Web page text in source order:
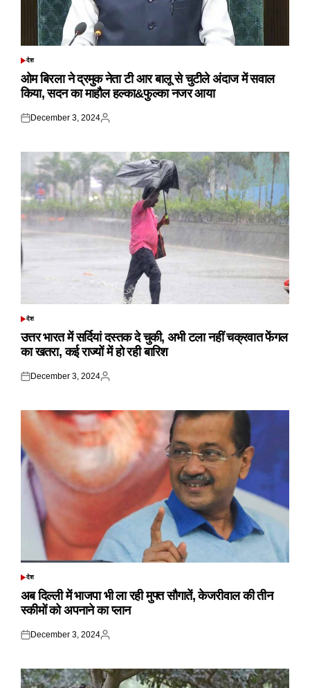
POSTED
देश
ओम बिरला ने द्रमुक नेता टी आर बालू से चुटीले अंदाज में सवाल
किया, सदन का माहौल हल्का&फुल्का नजर आया
Posted
December 3, 2024
Posted
POSTED
देश
उत्तर भारत में सर्दियां दस्तक दे चुकी, अभी टला नहीं चक्रवात फेंगल
का खतरा, कई राज्यों में हो रही बारिश
Posted
December 3, 2024
Posted
POSTED
देश
अब दिल्ली में भाजपा भी ला रही मुफ्त सौगातें, केजरीवाल की तीन
स्कीमों को अपनाने का प्लान
Posted
December 3, 2024
Posted